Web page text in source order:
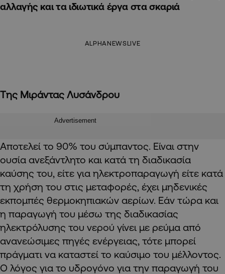
αλλαγής και τα ιδιωτικά έργα στα σκαριά
ALPHANEWSLIVE
Tης Μιράντας Λυσάνδρου
Advertisement
Αποτελεί το 90% του σύμπαντος. Είναι στην
ουσία ανεξάντλητο και κατά τη διαδικασία
καύσης του, είτε για ηλεκτροπαραγωγή είτε κατά
τη χρήση του στις μεταφορές, έχει μηδενικές
εκπομπές θερμοκηπιακών αερίων. Εάν τώρα και
η παραγωγή του μέσω της διαδικασίας
ηλεκτρόλυσης του νερού γίνει με ρεύμα από
ανανεώσιμες πηγές ενέργειας, τότε μπορεί
πράγματι να καταστεί το καύσιμο του μέλλοντος.
Ο λόγος για το υδρογόνο για την παραγωγή του